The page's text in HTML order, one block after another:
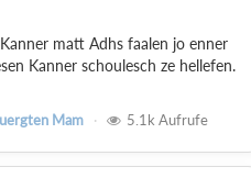
matt Adhs faalen jo enner
Kanner schoulesch ze hellefen.
Mam 5.1k Aufrufe